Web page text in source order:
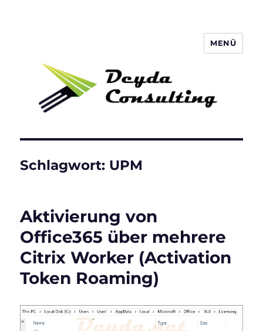
MENÜ
Schlagwort: UPM
Aktivierung von
Office365 über mehrere
Citrix Worker (Activation
Token Roaming)